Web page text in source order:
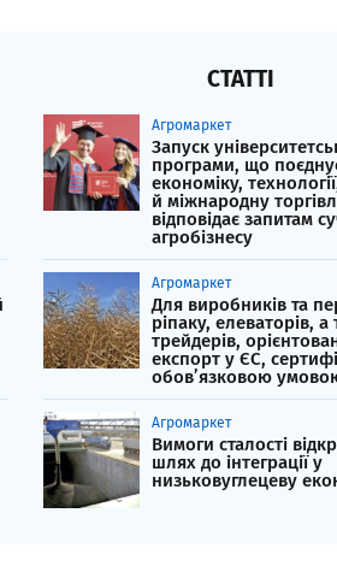
СТАТТІ
Агромаркет
Запуск
програми, що
економіку,
й міжнародну
відповідає запитам
агробізнесу
Агромаркет
Для виробників та
ріпаку, елеваторів, а
трейдерів,
експорт у ЄС,
обов’язковою
Агромаркет
Вимоги сталості
шлях до інтеграції у
низьковуглецеву